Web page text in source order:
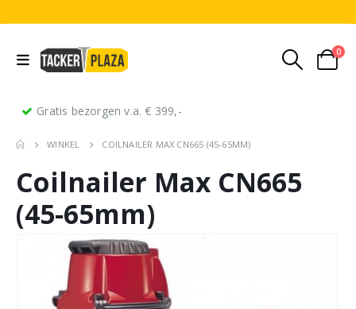
0
Gratis bezorgen v.a. € 399,-
WINKEL COILNAILER MAX CN665 (45-65MM)
Coilnailer Max CN665
(45-65mm)